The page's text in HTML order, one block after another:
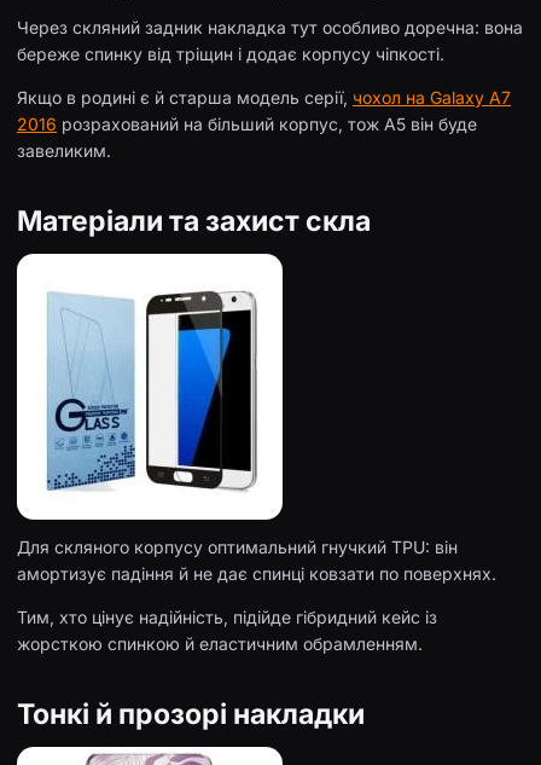
Через скляний задник накладка тут особливо доречна: вона
береже спинку від тріщин і додає корпусу чіпкості.
Якщо в родині є й старша модель серії, чохол на Galaxy A7
2016 розрахований на більший корпус, тож A5 він буде
завеликим.
Матеріали та захист скла
Для скляного корпусу оптимальний гнучкий TPU: він
амортизує падіння й не дає спинці ковзати по поверхнях.
Тим, хто цінує надійність, підійде гібридний кейс із
жорсткою спинкою й еластичним обрамленням.
Тонкі й прозорі накладки